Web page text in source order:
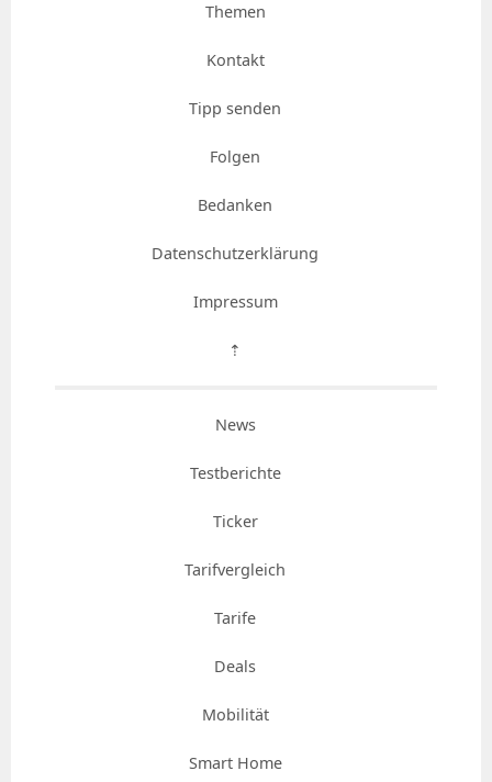
Themen
Kontakt
Tipp senden
Folgen
Bedanken
Datenschutzerklärung
Impressum
⇡
News
Testberichte
Ticker
Tarifvergleich
Tarife
Deals
Mobilität
Smart Home